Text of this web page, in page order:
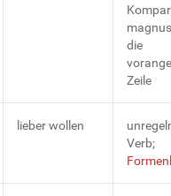
die
Zeile
lieber wollen
Verb;